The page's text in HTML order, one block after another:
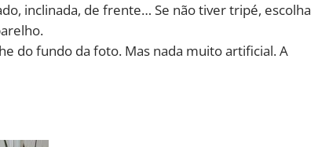
inclinada, de frente… Se não tiver tripé, escolha
do fundo da foto. Mas nada muito artificial. A